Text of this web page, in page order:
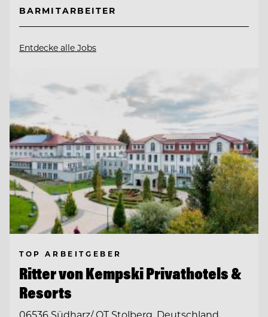
BARMITARBEITER
Entdecke alle Jobs
TOP ARBEITGEBER
Ritter von Kempski Privathotels &
Resorts
06536 Südharz/ OT Stolberg, Deutschland